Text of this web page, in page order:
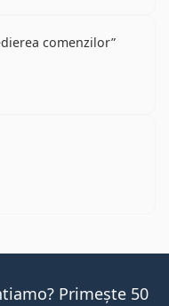
comenzilor
Primește 50